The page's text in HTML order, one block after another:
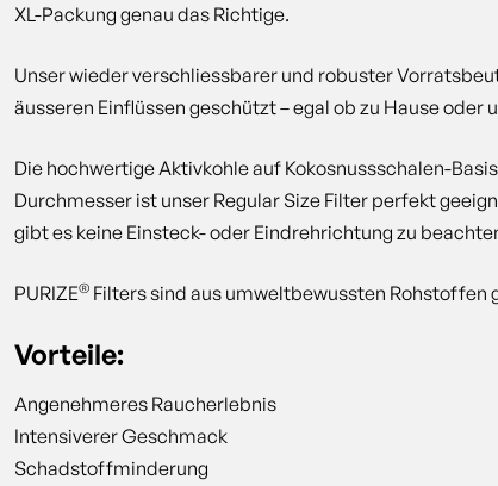
XL-Packung genau das Richtige.
Unser wieder verschliessbarer und robuster
äusseren Einflüssen geschützt – egal ob zu Hause oder
Die hochwertige Aktivkohle auf Kokosnussschalen-
Durchmesser ist unser Regular Size Filter perfekt
gibt es keine Einsteck- oder Eindrehrichtung zu
PURIZE® Filters sind aus umweltbewussten Rohstoffen
Vorteile:
Angenehmeres Raucherlebnis
Intensiverer Geschmack
Schadstoffminderung